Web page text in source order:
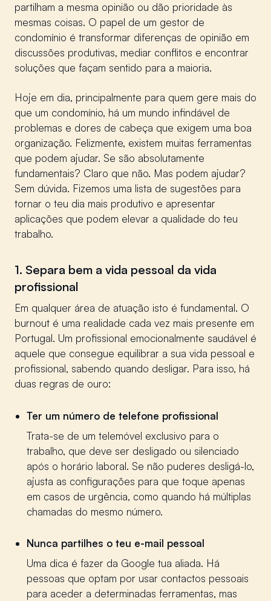
partilham a mesma opinião ou dão prioridade às
mesmas coisas. O papel de um gestor de
condomínio é transformar diferenças de opinião em
discussões produtivas, mediar conflitos e encontrar
soluções que façam sentido para a maioria.
Hoje em dia, principalmente para quem gere mais do
que um condomínio, há um mundo infindável de
problemas e dores de cabeça que exigem uma boa
organização. Felizmente, existem muitas ferramentas
que podem ajudar. Se são absolutamente
fundamentais? Claro que não. Mas podem ajudar?
Sem dúvida. Fizemos uma lista de sugestões para
tornar o teu dia mais produtivo e apresentar
aplicações que podem elevar a qualidade do teu
trabalho.
1. Separa bem a vida pessoal da vida
profissional
Em qualquer área de atuação isto é fundamental. O
burnout é uma realidade cada vez mais presente em
Portugal. Um profissional emocionalmente saudável é
aquele que consegue equilibrar a sua vida pessoal e
profissional, sabendo quando desligar. Para isso, há
duas regras de ouro:
Ter um número de telefone profissional
Trata-se de um telemóvel exclusivo para o
trabalho, que deve ser desligado ou silenciado
após o horário laboral. Se não puderes desligá-lo,
ajusta as configurações para que toque apenas
em casos de urgência, como quando há múltiplas
chamadas do mesmo número.
Nunca partilhes o teu e-mail pessoal
Uma dica é fazer da Google tua aliada. Há
pessoas que optam por usar contactos pessoais
para aceder a determinadas ferramentas, mas